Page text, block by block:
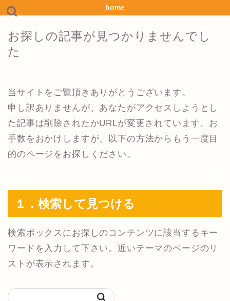
home
お探しの記事が見つかりませんでし
た
当サイトをご覧頂きありがとうございます。
申し訳ありませんが、あなたがアクセスしようとし
た記事は削除されたかURLが変更されています。お
手数をおかけしますが、以下の方法からもう一度目
的のページをお探しください。
１．検索して見つける
検索ボックスにお探しのコンテンツに該当するキー
ワードを入力して下さい。近いテーマのページのリ
ストが表示されます。